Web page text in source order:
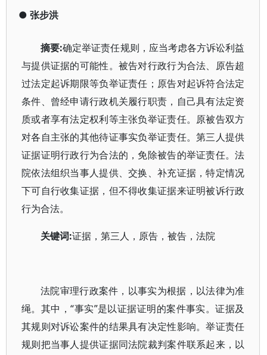
● 张步洪
摘要:确定举证责任规则，应当考虑各方诉讼利益
与提供证据的可能性。被告对行政行为合法、原告超
过法定起诉期限等负举证责任；原告对起诉符合法定
条件、曾经申请行政机关履行职责，自己具有法定资
质或者享有法定权利等主张负举证责任。原被告双方
对各自主张的其他待证事实负举证责任。第三人提供
证据证明行政行为合法的，免除被告的举证责任。法
院依法组织当事人提供、交换、补充证据，特定情况
下可自行收集证据，但不得收集证据来证明被诉行政
行为合法。
关键词:证据，第三人，原告，被告，法院
法院审理行政案件，以事实为根据，以法律为准
绳。其中，“事实”是以证据证明的案件事实。证据及
其规则对诉讼案件的结果具有决定性影响。举证责任
规则把当事人提供证据同法院裁判案件联系起来，以